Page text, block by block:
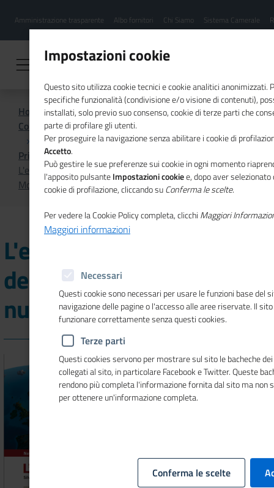
contenuto
Menu
hamburgher
Amministrazione trasparente Albo fornitori Chi Siamo Sistema Camerale
Home
Comunicazione istituzionale per il sistema camerale
Primo Piano
L'evoluzione e il futuro della PAC nell'ultimo numero di
MosaicoEuropa
L'evoluzione e il futuro
della PAC nell'ultimo
numero di MosaicoEuropa
Impostazioni cookie
Questo sito utilizza cookie tecnici e cookie analitici anonimizzati.
specifiche funzionalità (condivisione e/o visione di contenuti),
installati, solo previo suo consenso, cookie di terze parti che
parte di profilare gli utenti.
Per proseguire la navigazione senza abilitare i cookie di
Accetto.
Può gestire le sue preferenze sui cookie in ogni momento
l'apposito pulsanteImpostazioni cookiee, dopo aver
cookie di profilazione, cliccando suConferma le scelte.
Per vedere la Cookie Policy completa, clicchi Maggiori
Maggiori informazioni
Necessari
Questi cookie sono necessari per usare le funzioni base del
navigazione delle pagine o l'accesso alle aree riservate. Il
funzionare correttamente senza questi cookies.
Terze parti
Questi cookies servono per mostrare sul sito le bacheche
collegati al sito, in particolare Facebook e Twitter. Queste
rendono più completa l'informazione fornita dal sito ma non
per ottenere un'informazione completa.
Conferma le scelte